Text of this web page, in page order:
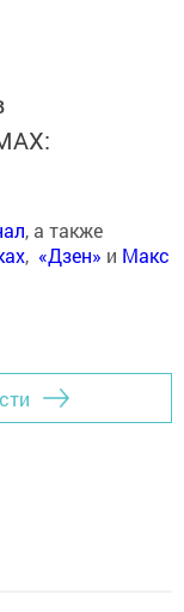
, а также
, «Дзен» и Макс